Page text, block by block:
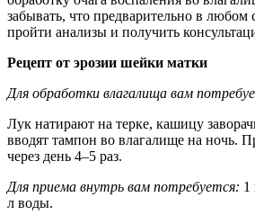
забывать, что предварительно в любом
пройти анализы и получить
Рецепт от эрозии шейки матки
Для обработки влагалища вам
Лук натирают на терке, кашицу
вводят тампон во влагалище на ночь.
через день 4–5 раз.
Для приема внутрь вам потребуется: 1
л воды.